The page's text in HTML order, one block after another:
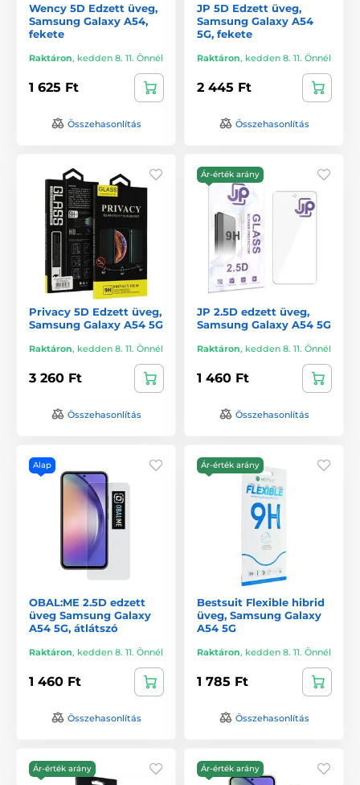
Wency 5D Edzett üveg,
Samsung Galaxy A54,
fekete
Raktáron, kedden 8. 11. Önnél
1 625 Ft
Összehasonlítás
JP 5D Edzett üveg,
Samsung Galaxy A54
5G, fekete
Raktáron, kedden 8. 11. Önnél
2 445 Ft
Összehasonlítás
Privacy 5D Edzett üveg,
Samsung Galaxy A54 5G
Raktáron, kedden 8. 11. Önnél
3 260 Ft
Összehasonlítás
Ár-érték arány
JP 2.5D edzett üveg,
Samsung Galaxy A54 5G
Raktáron, kedden 8. 11. Önnél
1 460 Ft
Összehasonlítás
Alap
OBAL:ME 2.5D edzett
üveg Samsung Galaxy
A54 5G, átlátszó
Raktáron, kedden 8. 11. Önnél
1 460 Ft
Összehasonlítás
Ár-érték arány
Bestsuit Flexible hibrid
üveg, Samsung Galaxy
A54 5G
Raktáron, kedden 8. 11. Önnél
1 785 Ft
Összehasonlítás
Ár-érték arány Ár-érték arány